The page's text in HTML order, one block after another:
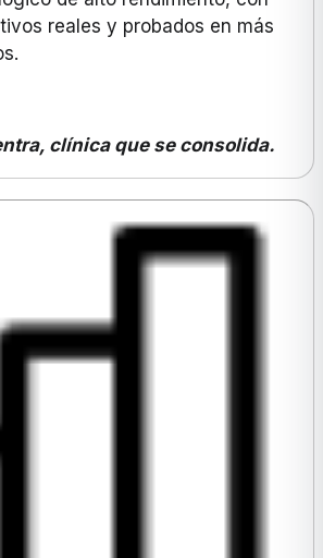
reales y probados en más
clínica que se consolida.